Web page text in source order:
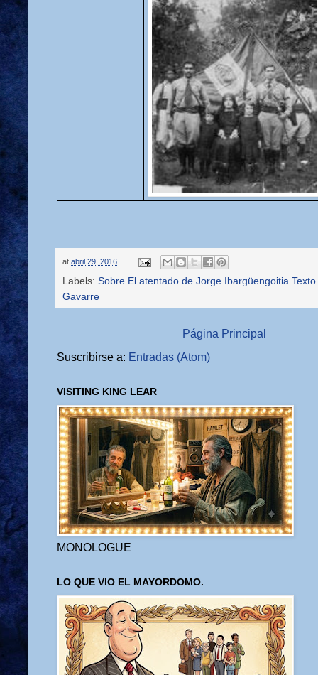
at abril 29, 2016
Labels: Sobre El atentado de Jorge Ibargüengoitia
Gavarre
Página Principal
Suscribirse a: Entradas (Atom)
VISITING KING LEAR
MONOLOGUE
LO QUE VIO EL MAYORDOMO.